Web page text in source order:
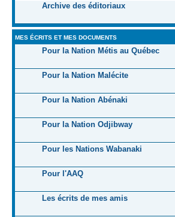
Archive des éditoriaux
MES ÉCRITS ET MES DOCUMENTS
Pour la Nation Métis au Québec
Pour la Nation Malécite
Pour la Nation Abénaki
Pour la Nation Odjibway
Pour les Nations Wabanaki
Pour l'AAQ
Les écrits de mes amis